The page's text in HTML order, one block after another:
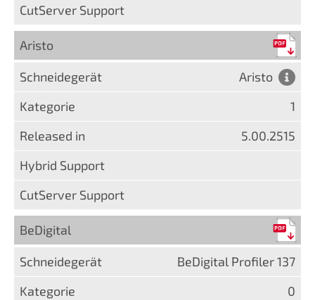
Aristo
Aristo
1
5.00.2515
BeDigital
BeDigital Profiler 137
0